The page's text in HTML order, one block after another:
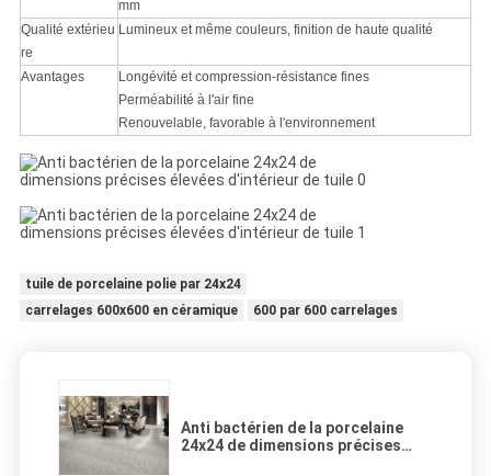
mm
Qualité extérieu
re
Lumineux et même couleurs, finition de haute qualité
Avantages
Longévité et compression-résistance fines
Perméabilité à l'air fine
Renouvelable, favorable à l'environnement
tuile de porcelaine polie par 24x24
carrelages 600x600 en céramique
600 par 600 carrelages
Anti bactérien de la porcelaine
24x24 de dimensions précises